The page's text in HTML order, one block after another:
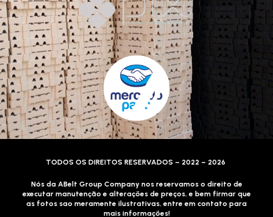
TODOS OS DIREITOS RESERVADOS – 2022 – 2026
Nós da ABelt Group Company nos reservamos o direito de
executar manutenção e alterações de preços, e bem firmar que
as fotos sao meramente ilustrativas, entre em contato para
mais informações!